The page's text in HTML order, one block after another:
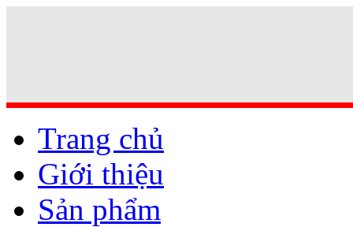
Trang chủ
Giới thiệu
Sản phẩm